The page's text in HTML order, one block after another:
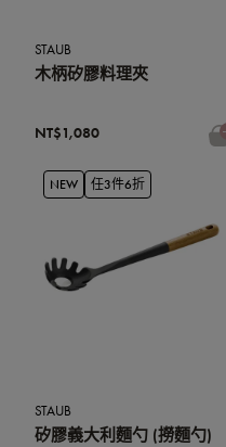
STAUB
木柄矽膠料理夾
NT$1,080
NEW 任3件6折
STAUB
矽膠義大利麵勺 (撈麵勺)